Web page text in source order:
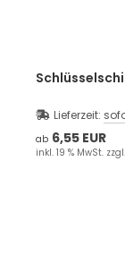
Lieferzeit:
ab 6,55 EUR
inkl. 19 % MwSt. zzgl.